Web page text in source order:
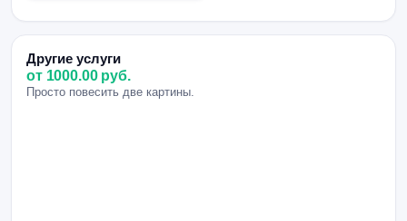
Другие услуги
от 1000.00 руб.
Просто повесить две картины.